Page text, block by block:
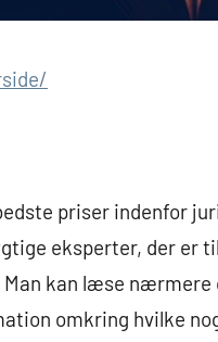
priser indenfor
eksperter, der er
kan læse
omkring hvilke